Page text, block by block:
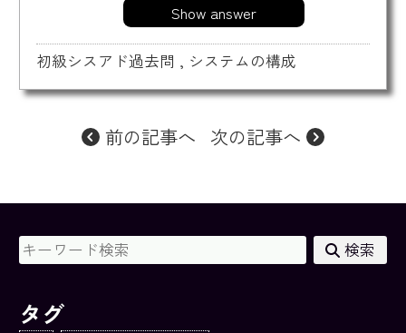
Show answer
初級シスアド過去問 , システムの構成
前の記事へ 次の記事へ
検索
タグ